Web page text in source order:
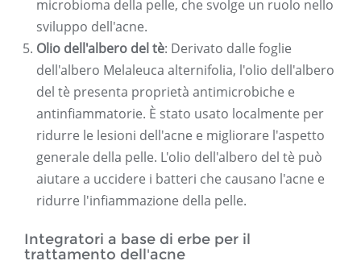
microbioma della pelle, che svolge un ruolo nello
sviluppo dell'acne.
Olio dell'albero del tè: Derivato dalle foglie
dell'albero Melaleuca alternifolia, l'olio dell'albero
del tè presenta proprietà antimicrobiche e
antinfiammatorie. È stato usato localmente per
ridurre le lesioni dell'acne e migliorare l'aspetto
generale della pelle. L'olio dell'albero del tè può
aiutare a uccidere i batteri che causano l'acne e
ridurre l'infiammazione della pelle.
Integratori a base di erbe per il
trattamento dell'acne